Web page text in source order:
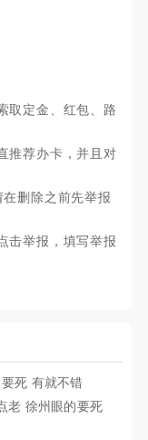
取定金、红包、路
推荐办卡，并且对
删除之前先举报
击举报，填写举报
死 有就不错
老 徐州眼的要死